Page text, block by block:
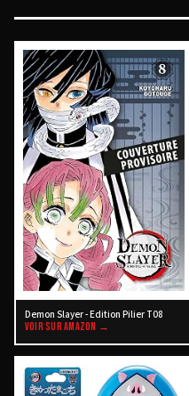
Demon Slayer - Edition Pilier T08
VOIR SUR AMAZON →